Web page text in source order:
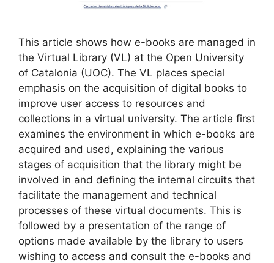
This article shows how e-books are managed in
the Virtual Library (VL) at the Open University
of Catalonia (UOC). The VL places special
emphasis on the acquisition of digital books to
improve user access to resources and
collections in a virtual university. The article first
examines the environment in which e-books are
acquired and used, explaining the various
stages of acquisition that the library might be
involved in and defining the internal circuits that
facilitate the management and technical
processes of these virtual documents. This is
followed by a presentation of the range of
options made available by the library to users
wishing to access and consult the e-books and